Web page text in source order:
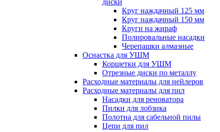
диски
Круг наждачный 125 мм
Круг наждачный 150 мм
Круги на жираф
Полировальные насадки
Черепашки алмазные
Оснастка для УШМ
Корщетки для УШМ
Отрезные диски по металлу
Расходные материалы для нейлеров
Расходные материалы для пил
Насадки для реноватора
Пилки для лобзика
Полотна для сабельной пилы
Цепи для пил